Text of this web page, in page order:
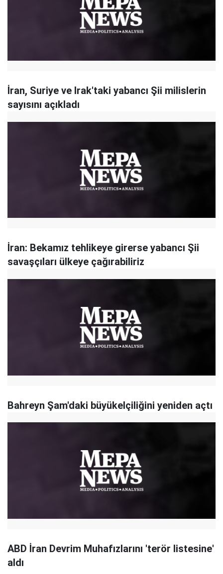
İran, Suriye ve Irak'taki yabancı Şii milislerin
sayısını açıkladı
İran: Bekamız tehlikeye girerse yabancı Şii
savaşçıları ülkeye çağırabiliriz
Bahreyn Şam'daki büyükelçiliğini yeniden açtı
ABD İran Devrim Muhafızlarını 'terör listesine'
aldı